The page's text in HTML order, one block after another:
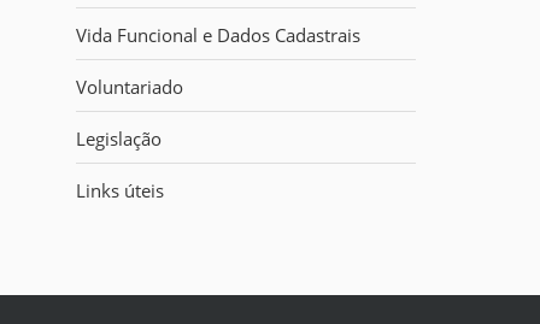
Vida Funcional e Dados Cadastrais
Voluntariado
Legislação
Links úteis